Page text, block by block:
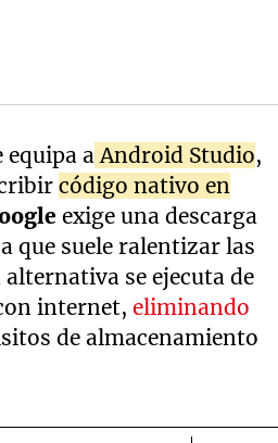
aAndroid Studio,
código nativo en
exige una descarga
que suele ralentizar las
se ejecuta de
internet,eliminando
de almacenamiento